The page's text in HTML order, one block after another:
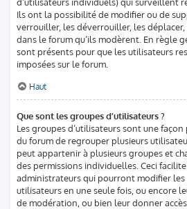
Ils ont la possibilité de modifier ou de
verrouiller, les déverrouiller, les
dans le forum qu’ils modèrent. En règle
sont présents pour que les utilisateurs
imposées sur le forum.
Haut
Que sont les groupes d’utilisateurs ?
Les groupes d’utilisateurs sont une
du forum de regrouper plusieurs
peut appartenir à plusieurs groupes et
des permissions individuelles. Ceci
administrateurs qui pourront modifier les
utilisateurs en une seule fois, ou encore
de modération, ou bien leur donner